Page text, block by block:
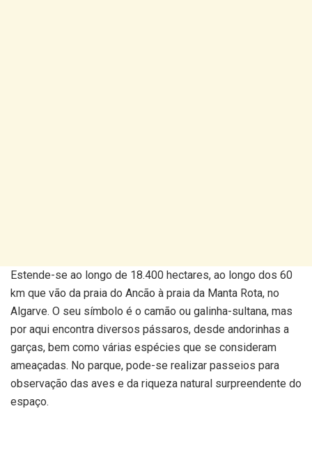
Estende-se ao longo de 18.400 hectares, ao longo dos 60
km que vão da praia do Ancão à praia da Manta Rota, no
Algarve. O seu símbolo é o camão ou galinha-sultana, mas
por aqui encontra diversos pássaros, desde andorinhas a
garças, bem como várias espécies que se consideram
ameaçadas. No parque, pode-se realizar passeios para
observação das aves e da riqueza natural surpreendente do
espaço.